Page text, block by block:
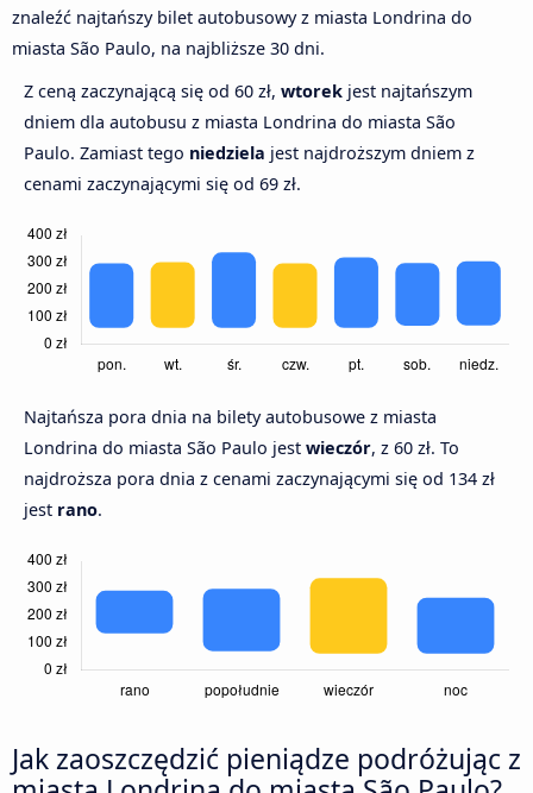
znaleźć najtańszy bilet autobusowy z miasta Londrina do
miasta São Paulo, na najbliższe 30 dni.
Z ceną zaczynającą się od 60 zł, wtorek jest najtańszym
dniem dla autobusu z miasta Londrina do miasta São
Paulo. Zamiast tego niedziela jest najdroższym dniem z
cenami zaczynającymi się od 69 zł.
Najtańsza pora dnia na bilety autobusowe z miasta
Londrina do miasta São Paulo jest wieczór, z 60 zł. To
najdroższa pora dnia z cenami zaczynającymi się od 134 zł
jest rano.
Jak zaoszczędzić pieniądze podróżując z